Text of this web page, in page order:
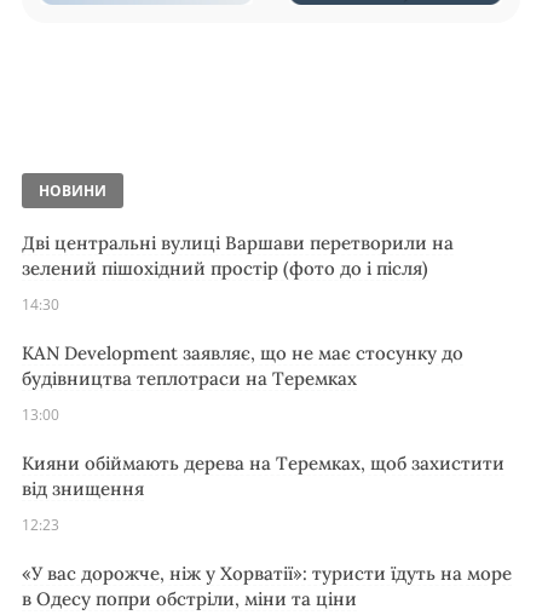
НОВИНИ
Дві центральні вулиці Варшави перетворили на
зелений пішохідний простір (фото до і після)
14:30
KAN Development заявляє, що не має стосунку до
будівництва теплотраси на Теремках
13:00
Кияни обіймають дерева на Теремках, щоб захистити
від знищення
12:23
«У вас дорожче, ніж у Хорватії»: туристи їдуть на море
в Одесу попри обстріли, міни та ціни